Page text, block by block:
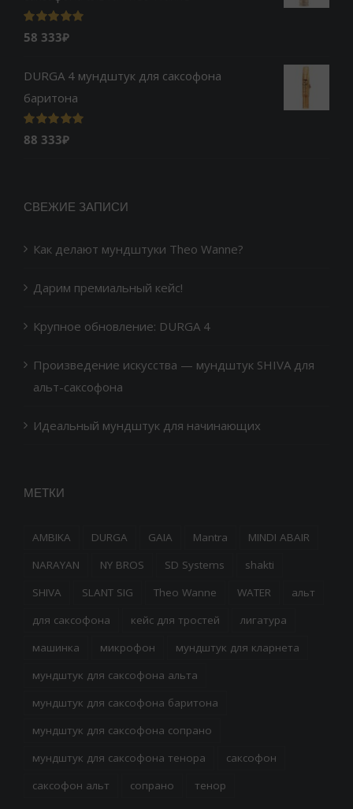
Оценка5.00
из 5
58 333₽
DURGA 4 мундштук для саксофона
баритона
Оценка5.00
из 5
88 333₽
СВЕЖИЕ ЗАПИСИ
Как делают мундштуки Theo Wanne?
Дарим премиальный кейс!
Крупное обновление: DURGA 4
Произведение искусства — мундштук SHIVA для
альт-саксофона
Идеальный мундштук для начинающих
МЕТКИ
AMBIKA DURGA GAIA Mantra
MINDI ABAIR
NARAYAN
NY BROS SD Systems
shakti
SHIVA
SLANT SIG Theo Wanne WATER
альт
для саксофона
кейс для тростей
лигатура
машинка
микрофон
мундштук для кларнета
мундштук для саксофона альта
мундштук для саксофона баритона
мундштук для саксофона сопрано
мундштук для саксофона тенора
саксофон
саксофон альт
сопрано тенор